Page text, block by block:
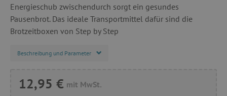
Energieschub zwischendurch sorgt ein gesundes
Pausenbrot. Das ideale Transportmittel dafür sind die
Brotzeitboxen von Step by Step
Beschreibung und Parameter
12,95 € mit MwSt.